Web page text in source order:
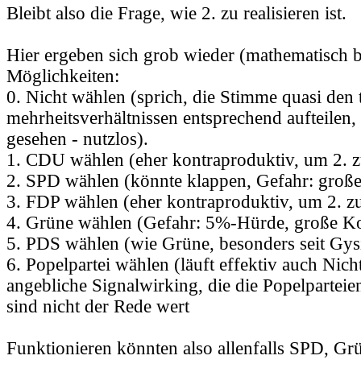
Bleibt also die Frage, wie 2. zu realisieren ist.
Hier ergeben sich grob wieder (mathematisch
Möglichkeiten:
0. Nicht wählen (sprich, die Stimme quasi den
mehrheitsverhältnissen entsprechend
gesehen - nutzlos).
1. CDU wählen (eher kontraproduktiv, um 2.
2. SPD wählen (könnte klappen, Gefahr:
3. FDP wählen (eher kontraproduktiv, um 2.
4. Grüne wählen (Gefahr: 5%-Hürde, große
5. PDS wählen (wie Grüne, besonders seit
6. Popelpartei wählen (läuft effektiv auch
angebliche Signalwirking, die die
sind nicht der Rede wert
Funktionieren könnten also allenfalls SPD,